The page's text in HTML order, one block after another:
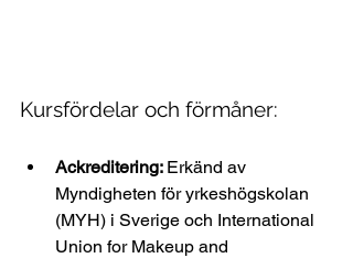
Kursfördelar och förmåner:
Ackreditering: Erkänd av
Myndigheten för yrkeshögskolan
(MYH) i Sverige och International
Union for Makeup and